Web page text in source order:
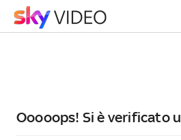
Ooooops! Si è verificato